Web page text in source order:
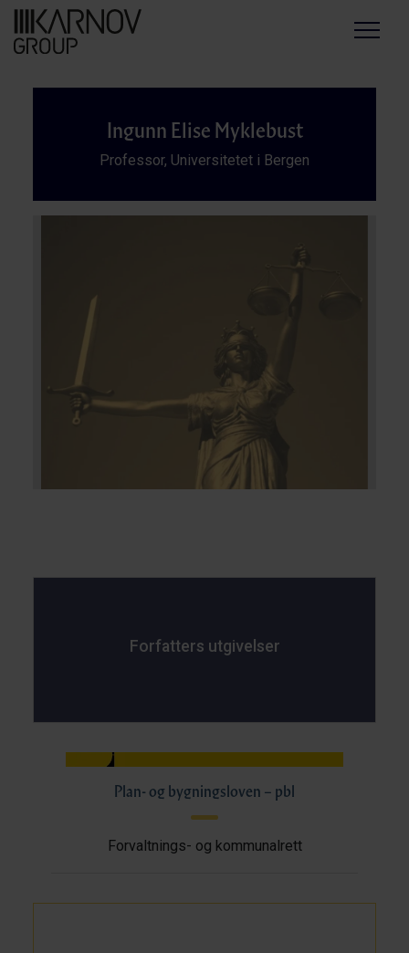
Menu
Ingunn Elise Myklebust
Professor, Universitetet i Bergen
Forfatters utgivelser
Plan- og bygningsloven – pbl
Forvaltnings- og kommunalrett